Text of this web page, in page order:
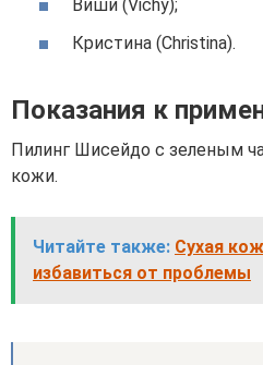
Виши (Vichy);
Кристина (Christina).
Показания к
Пилинг Шисейдо с зеленым
кожи.
Читайте также: Сухая
избавиться от проблемы